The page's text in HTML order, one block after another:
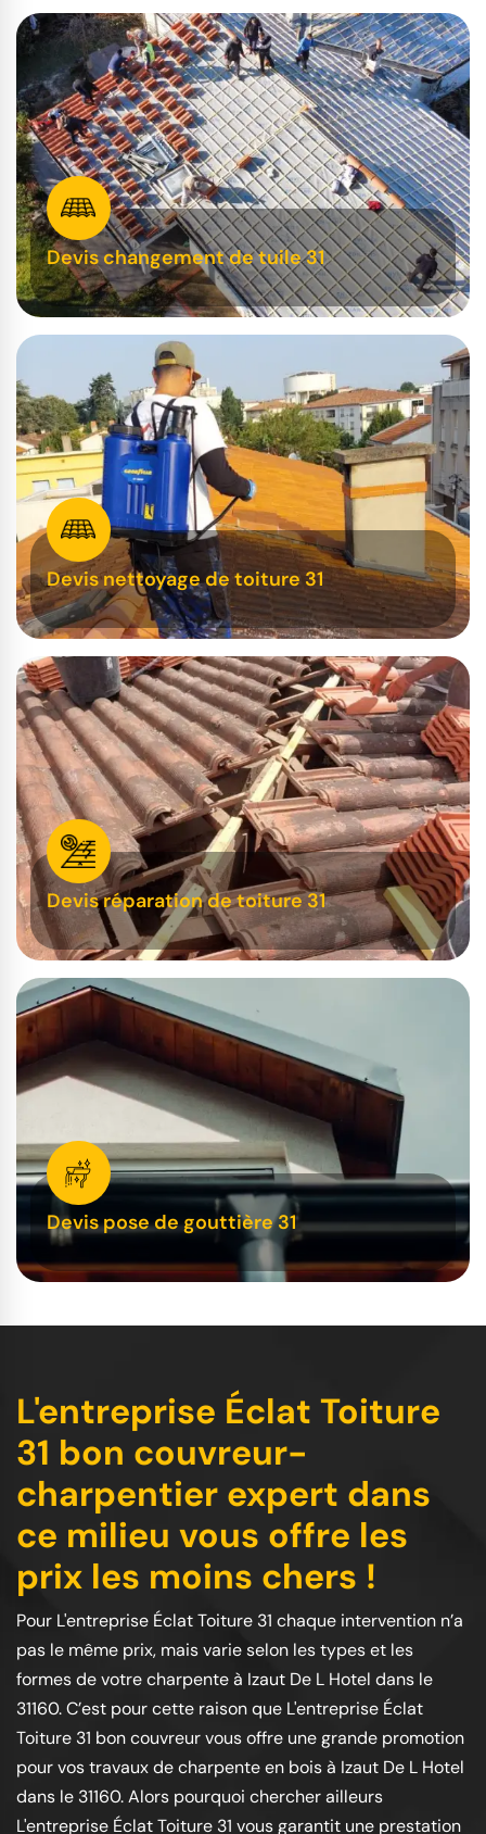
Devis changement de tuile 31
Devis nettoyage de toiture 31
Devis réparation de toiture 31
Devis pose de gouttière 31
L'entreprise Éclat Toiture
31 bon couvreur-
charpentier expert dans
ce milieu vous offre les
prix les moins chers !
Pour L'entreprise Éclat Toiture 31 chaque intervention n’a
pas le même prix, mais varie selon les types et les
formes de votre charpente à Izaut De L Hotel dans le
31160. C’est pour cette raison que L'entreprise Éclat
Toiture 31 bon couvreur vous offre une grande promotion
pour vos travaux de charpente en bois à Izaut De L Hotel
dans le 31160. Alors pourquoi chercher ailleurs
L'entreprise Éclat Toiture 31 vous garantit une prestation